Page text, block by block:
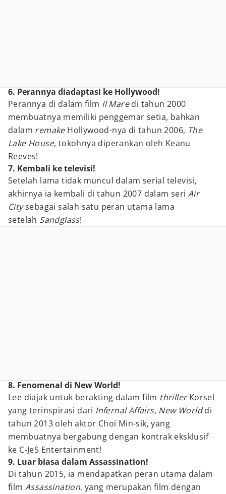
6. Perannya diadaptasi ke Hollywood!
Perannya di dalam film Il Maredi tahun 2000
membuatnya memiliki penggemar setia, bahkan
dalam remake Hollywood-nya di tahun 2006, The
Lake House, tokohnya diperankan oleh Keanu
Reeves!
7. Kembali ke televisi!
Setelah lama tidak muncul dalam serial televisi,
akhirnya ia kembali di tahun 2007 dalam seri Air
Citysebagai salah satu peran utama lama
setelah Sandglass!
8. Fenomenal di New World!
Lee diajak untuk berakting dalam film thrillerKorsel
yang terinspirasi dari Infernal Affairs, New Worlddi
tahun 2013 oleh aktor Choi Min-sik, yang
membuatnya bergabung dengan kontrak eksklusif
ke C-JeS Entertainment!
9. Luar biasa dalam Assassination!
Di tahun 2015, ia mendapatkan peran utama dalam
film Assassination, yang merupakan film dengan